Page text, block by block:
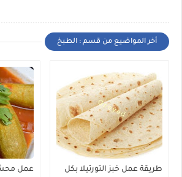
أخر المواضيع من قسم : الطبخ
طريقة عمل خبز التورتيلا بكل
عمل